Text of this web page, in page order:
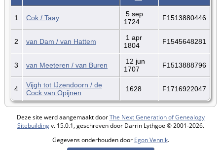
1 Cok / Taay
5 sep
1724
F1513880446
2 van Dam / van Hattem
1 apr
1804
F1545648281
3 van Meeteren / van Buren
12 jun
1707
F1513888796
4
Vijgh tot IJzendoorn / de
Cock van Opijnen
1628 F1716922047
Deze site werd aangemaakt doorThe Next Generation of Genealogy
Sitebuildingv. 15.0.1, geschreven door Darrin Lythgoe © 2001-2026.
Gegevens onderhouden door Egon Vennik.